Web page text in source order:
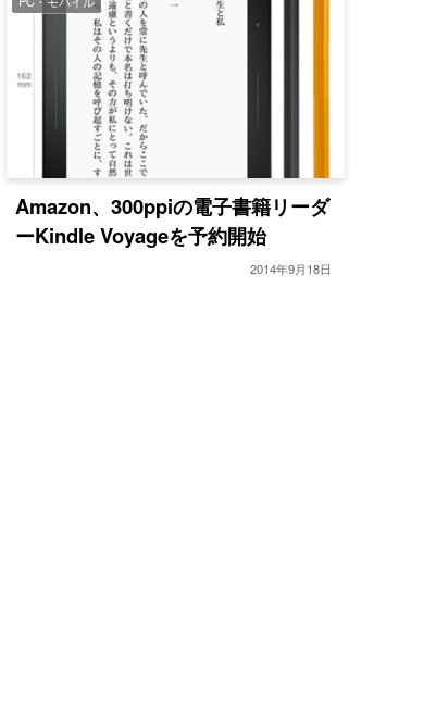
Amazon、300ppiの電子書籍リーダ
ーKindle Voyageを予約開始
2014年9月18日